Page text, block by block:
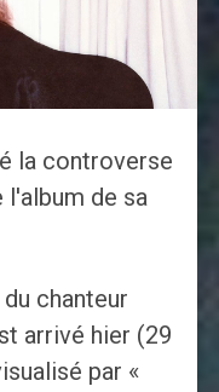
la controverse
l'album de sa
chanteur
arrivé hier (29
par «